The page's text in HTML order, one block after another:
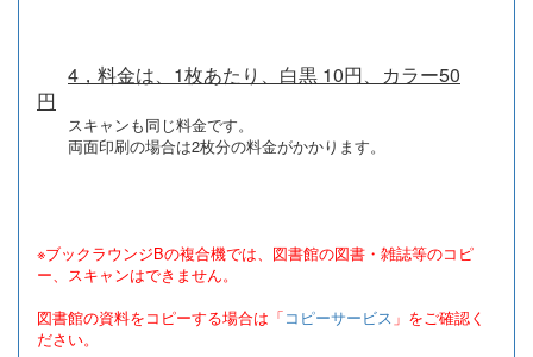
4，料金は、1枚あたり、白黒 10円、カラー50
円
スキャンも同じ料金です。
両面印刷の場合は2枚分の料金がかかります。
※ブックラウンジBの複合機では、図書館の図書・雑誌等のコピ
ー、スキャンはできません。
図書館の資料をコピーする場合は「コピーサービス 」をご確認く
ださい。